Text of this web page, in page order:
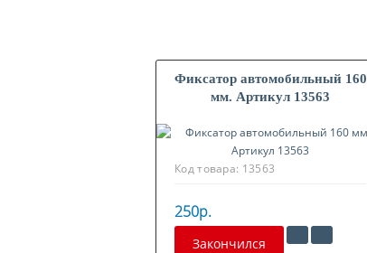
Фиксатор автомобильный 160
мм. Артикул 13563
Код товара: 13563
250р.
Закончился